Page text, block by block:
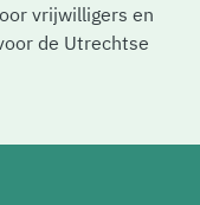
vrijwilligers en
de Utrechtse